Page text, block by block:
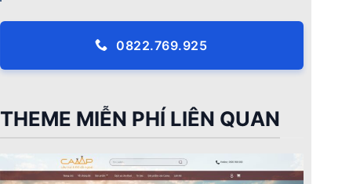
0822.769.925
THEME MIỄN PHÍ LIÊN QUAN